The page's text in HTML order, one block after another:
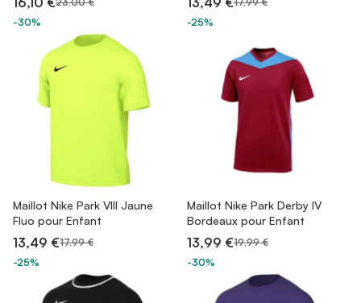
-30%
-25%
Maillot Nike Park VIII Jaune
Fluo pour Enfant
13,49 €17,99 €
-25%
Maillot Nike Park Derby IV
Bordeaux pour Enfant
13,99 €19,99 €
-30%